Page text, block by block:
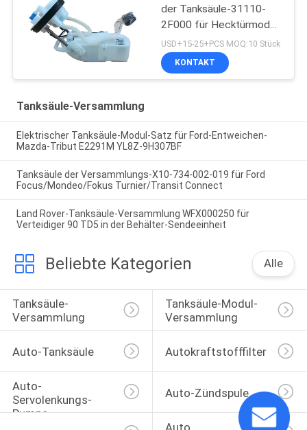
der Tanksäule-31110-
2F000 für Hecktürmodell
2,0 2004-2009 KIAs
CERATO
USD+15-25+PCS MOQ:10 Stück
KONTAKT
Tanksäule-Versammlung
Elektrischer Tanksäule-Modul-Satz für Ford-Entweichen-
Mazda-Tribut E2291M YL8Z-9H307BF
Tanksäule der Versammlungs-X10-734-002-019 für Ford
Focus/Mondeo/Fokus Turnier/Transit Connect
Land Rover-Tanksäule-Versammlung WFX000250 für
Verteidiger 90 TD5 in der Behälter-Sendeeinheit
Beliebte Kategorien Alle
Tanksäule-
Versammlung
Tanksäule-Modul-
Versammlung
Auto-Tanksäule Autokraftstofffilter
Auto-
Servolenkungs-
Pumpe
Auto-Zündspule
Auto